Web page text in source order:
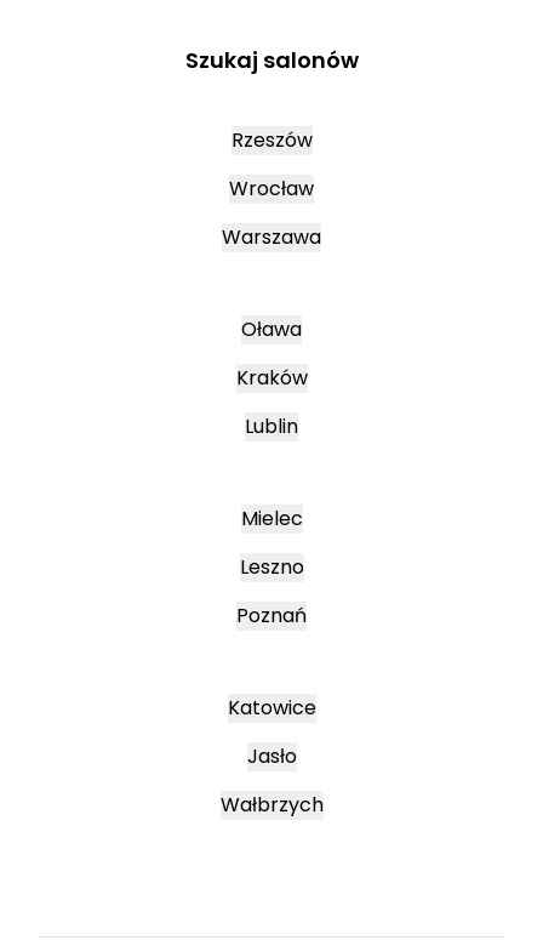
Szukaj salonów
Rzeszów
Wrocław
Warszawa
Oława
Kraków
Lublin
Mielec
Leszno
Poznań
Katowice
Jasło
Wałbrzych